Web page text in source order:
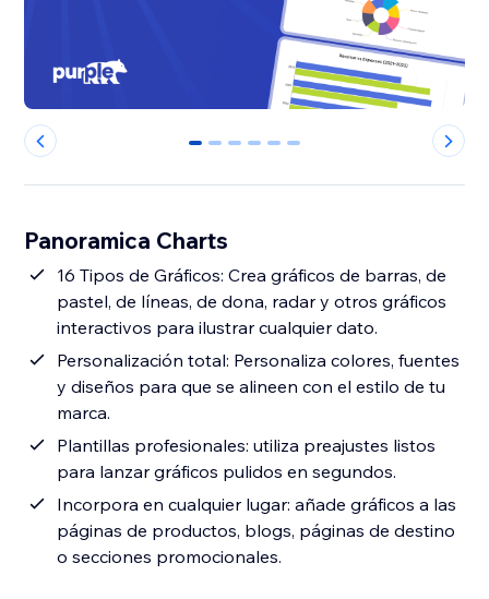
0 1 2 3 4 5
Panoramica Charts
16 Tipos de Gráficos: Crea gráficos de barras, de
pastel, de líneas, de dona, radar y otros gráficos
interactivos para ilustrar cualquier dato.
Personalización total: Personaliza colores, fuentes
y diseños para que se alineen con el estilo de tu
marca.
Plantillas profesionales: utiliza preajustes listos
para lanzar gráficos pulidos en segundos.
Incorpora en cualquier lugar: añade gráficos a las
páginas de productos, blogs, páginas de destino
o secciones promocionales.